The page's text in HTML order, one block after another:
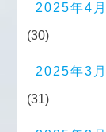
2025年4月
(30)
2025年3月
(31)